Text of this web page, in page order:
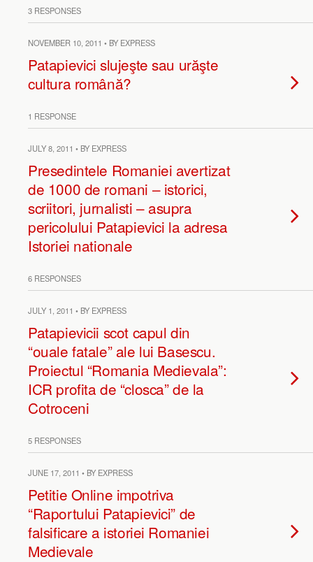
3 RESPONSES
NOVEMBER 10, 2011 • BY EXPRESS
Patapievici slujeşte sau urăşte
cultura română?
1 RESPONSE
JULY 8, 2011 • BY EXPRESS
Presedintele Romaniei avertizat
de 1000 de romani – istorici,
scriitori, jurnalisti – asupra
pericolului Patapievici la adresa
Istoriei nationale
6 RESPONSES
JULY 1, 2011 • BY EXPRESS
Patapievicii scot capul din
“ouale fatale” ale lui Basescu.
Proiectul “Romania Medievala”:
ICR profita de “closca” de la
Cotroceni
5 RESPONSES
JUNE 17, 2011 • BY EXPRESS
Petitie Online impotriva
“Raportului Patapievici” de
falsificare a istoriei Romaniei
Medievale